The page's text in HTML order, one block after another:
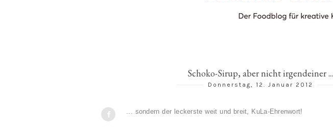
Schoko-Sirup, aber nicht irgendeiner ...
Donnerstag, 12. Januar 2012
... sondern der leckerste weit und breit, KuLa-Ehrenwort!